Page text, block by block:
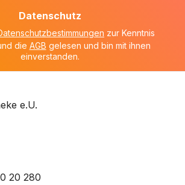
Datenschutz
zur Kenntnis
die AGB gelesen und bin mit ihnen
einverstanden.
e.U.
20 280